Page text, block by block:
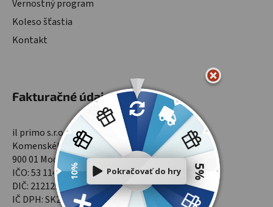
Vernostný program
Koleso šťastia
Kontakt
Fakturačné údaje
il primo s.r.o.
Komenského 1565/9
900 01 Modra
IČO: 53 114 701
DIČ: 2121299961
IČ DPH: SK2121299961